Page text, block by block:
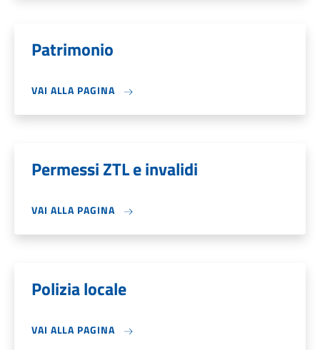
Patrimonio
VAI ALLA PAGINA
Permessi ZTL e invalidi
VAI ALLA PAGINA
Polizia locale
VAI ALLA PAGINA